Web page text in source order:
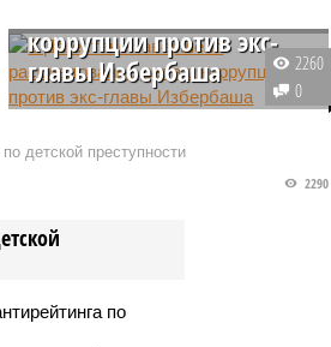
коррупции против экс-
главы Избербаша
Следственные органы
рамках уголовного дела в
градоначальнику предъявлены
злоупотреблении служебным
2260
0
детской преступности
2290